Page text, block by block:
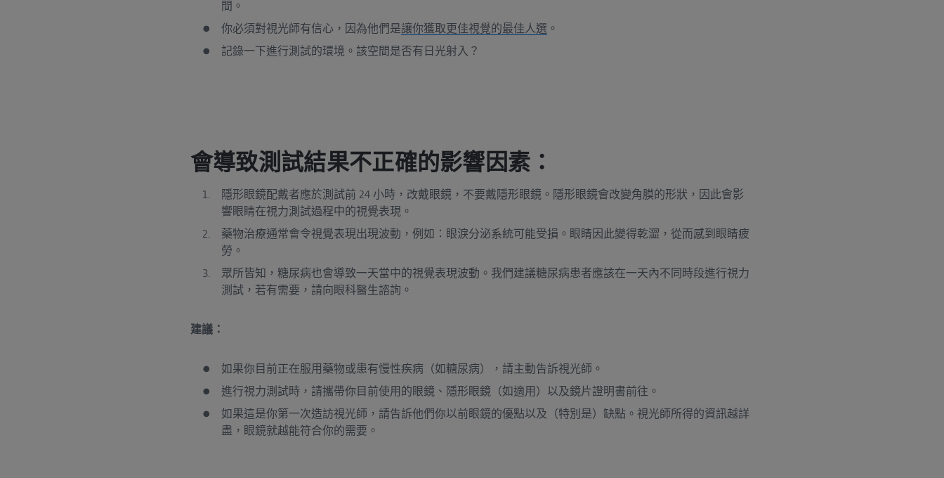
間。
你必須對視光師有信心，因為他們是讓你獲取更佳視覺的最佳人選 。
記錄一下進行測試的環境。該空間是否有日光射入？
會導致測試結果不正確的影響因素：
隱形眼鏡配戴者應於測試前 24 小時，改戴眼鏡，不要戴隱形眼鏡。隱形眼鏡會改變角膜的形狀，因此會影
響眼睛在視力測試過程中的視覺表現。
藥物治療通常會令視覺表現出現波動，例如：眼淚分泌系統可能受損。眼睛因此變得乾澀，從而感到眼睛疲
勞。
眾所皆知，糖尿病也會導致一天當中的視覺表現波動。我們建議糖尿病患者應該在一天內不同時段進行視力
測試，若有需要，請向眼科醫生諮詢。
建議：
如果你目前正在服用藥物或患有慢性疾病（如糖尿病），請主動告訴視光師。
進行視力測試時，請攜帶你目前使用的眼鏡、隱形眼鏡（如適用）以及鏡片證明書前往。
如果這是你第一次造訪視光師，請告訴他們你以前眼鏡的優點以及（特別是）缺點。視光師所得的資訊越詳
盡，眼鏡就越能符合你的需要。